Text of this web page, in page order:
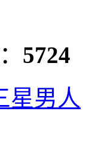
5724
星男人